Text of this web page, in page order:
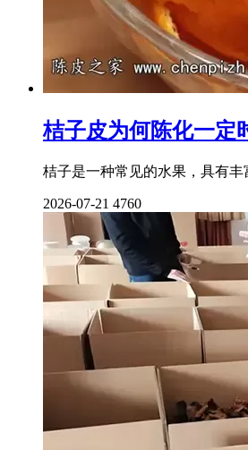
桔子皮为何陈化一定
桔子是一种常见的水果，具有
2026-07-21 4760